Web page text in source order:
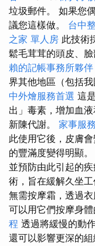
垃圾郵件。 如果您
議您這樣做。 台中
之家 單人房 此技術
鬆毛茸茸的頭皮、
賴的記帳事務所夥伴
界其他地區（包括
中外燴服務首選 這
出」毒素，增加血
新陳代謝。 家事服
此使用它後，皮膚
的豐滿度變得明顯
並預防由此引起的
術，旨在緩解久坐
無需按摩霜，透過
可以用它們按摩身體
程 透過將緩慢的動
還可以影響更深的